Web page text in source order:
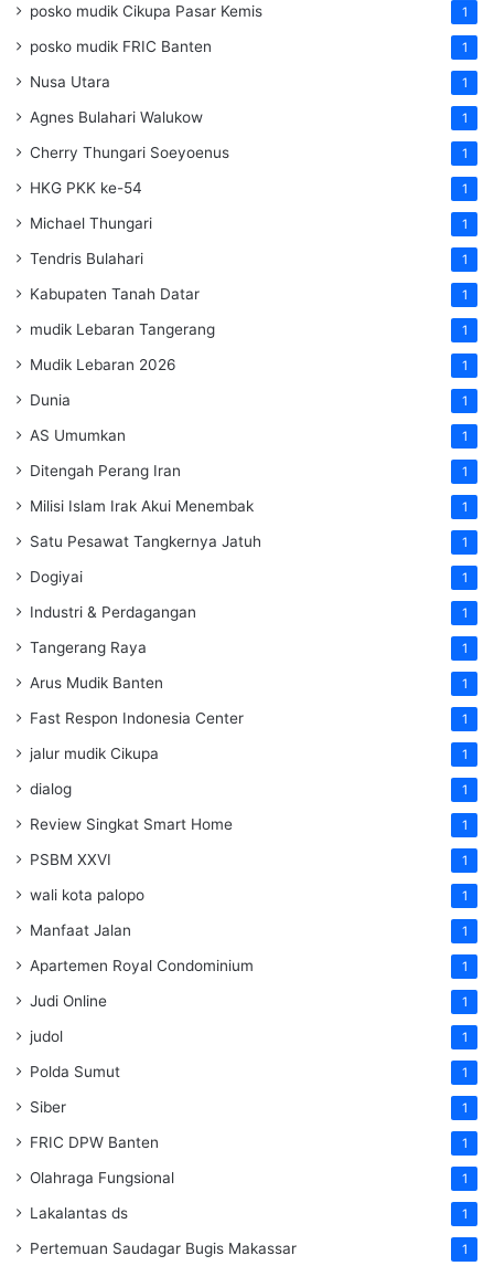
posko mudik Cikupa Pasar Kemis 1
posko mudik FRIC Banten 1
Nusa Utara 1
Agnes Bulahari Walukow 1
Cherry Thungari Soeyoenus 1
HKG PKK ke-54 1
Michael Thungari 1
Tendris Bulahari 1
Kabupaten Tanah Datar 1
mudik Lebaran Tangerang 1
Mudik Lebaran 2026 1
Dunia 1
AS Umumkan 1
Ditengah Perang Iran 1
Milisi Islam Irak Akui Menembak 1
Satu Pesawat Tangkernya Jatuh 1
Dogiyai 1
Industri & Perdagangan 1
Tangerang Raya 1
Arus Mudik Banten 1
Fast Respon Indonesia Center 1
jalur mudik Cikupa 1
dialog 1
Review Singkat Smart Home 1
PSBM XXVI 1
wali kota palopo 1
Manfaat Jalan 1
Apartemen Royal Condominium 1
Judi Online 1
judol 1
Polda Sumut 1
Siber 1
FRIC DPW Banten 1
Olahraga Fungsional 1
Lakalantas ds 1
Pertemuan Saudagar Bugis Makassar 1